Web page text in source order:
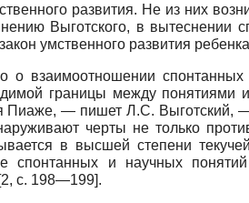
развития. Не из них
Выготского, в вытеснении
умственного развития
о взаимоотношении
границы между понятиями
Пиаже, — пишет Л.С. Выготский,
черты не только
в высшей степени
спонтанных и научных
с. 198—199].